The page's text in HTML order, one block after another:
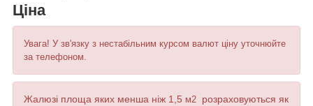
Ціна
Увага! У зв'язку з нестабільним курсом валют ціну уточнюйте
за телефоном.
Жалюзі площа яких менша ніж 1,5 м2 розраховуються як